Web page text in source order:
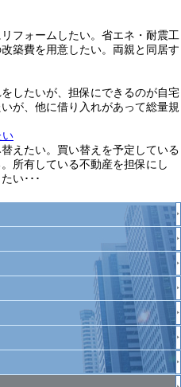
フォームしたい。省エネ・耐震工
築費を用意したい。両親と同居す
したいが、担保にできるのが自宅
が、他に借り入れがあって総量規
い
えたい。買い替えを予定している
所有している不動産を担保にし
い･･･